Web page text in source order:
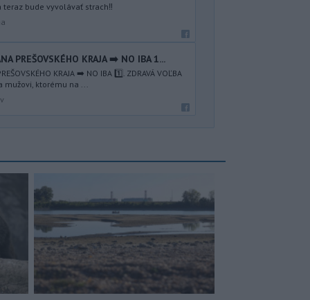
teraz bude vyvolávať strach‼️
PREŠOVSKÉHO KRAJA ➡️ NO IBA 1️...
KRAJA ➡️ NO IBA 1️⃣. ZDRAVÁ VOĽBA
mužovi, ktorému na ...